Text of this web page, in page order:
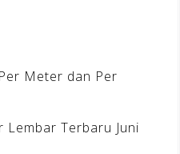
Meter dan Per
Lembar Terbaru Juni